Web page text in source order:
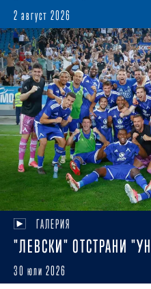
2 август 2026
ГАЛЕРИЯ
"ЛЕВСКИ" ОТСТРАНИ
30 юли 2026